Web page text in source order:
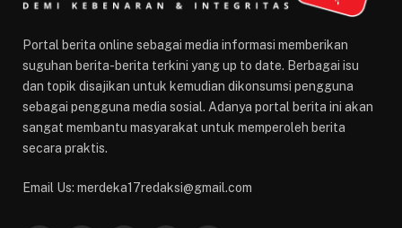
Portal berita online sebagai media informasi memberikan
suguhan berita-berita terkini yang up to date. Berbagai isu
dan topik disajikan untuk kemudian dikonsumsi pengguna
sebagai pengguna media sosial. Adanya portal berita ini akan
sangat membantu masyarakat untuk memperoleh berita
secara praktis.
Email Us: merdeka17redaksi@gmail.com